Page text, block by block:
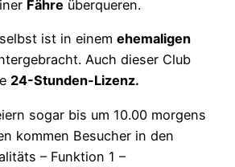
Fähre überqueren.
ist in einem ehemaligen
Auch dieser Club
24-Stunden-Lizenz.
sogar bis um 10.00 morgens
kommen Besucher in den
– Funktion 1 –